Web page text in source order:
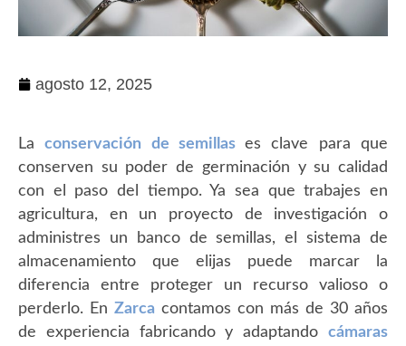
agosto 12, 2025
Laconservación de semillases clave para que
conserven su poder de germinación y su calidad
con el paso del tiempo. Ya sea que trabajes en
agricultura, en un proyecto de investigación o
administres un banco de semillas, el sistema de
almacenamiento que elijas puede marcar la
diferencia entre proteger un recurso valioso o
perderlo. En Zarca contamos con más de 30 años
de experiencia fabricando y adaptando cámaras